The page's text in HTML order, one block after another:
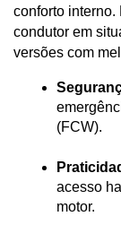
conforto
condutor em
versões com
(FCW).
acesso
motor.